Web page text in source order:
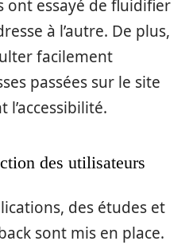
ont essayé de fluidifier
à l’autre. De plus,
facilement
passées sur le site
des utilisateurs
des études et
sont mis en place.